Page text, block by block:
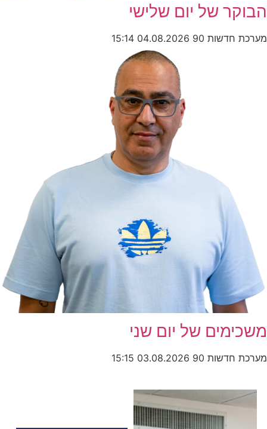
הבוקר של יום שלישי
מערכת חדשות 90 04.08.2026
15:14
משכימים של יום שני
מערכת חדשות 90 03.08.2026
15:15